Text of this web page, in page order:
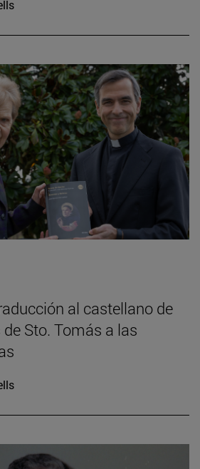
al castellano de
Sto. Tomás a las